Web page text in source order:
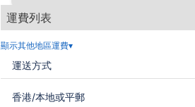
運費列表
顯示其他地區運費▾
運送方式
香港/本地或平郵